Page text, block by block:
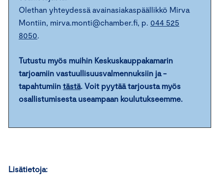
Olethan yhteydessä avainasiakaspäällikkö Mirva
Montiin, mirva.monti@chamber.fi, p. 044 525
8050.
Tutustu myös muihin Keskuskauppakamarin
tarjoamiin vastuullisuusvalmennuksiin ja -
tapahtumiin tästä. Voit pyytää tarjousta myös
osallistumisesta useampaan koulutukseemme.
Lisätietoja: